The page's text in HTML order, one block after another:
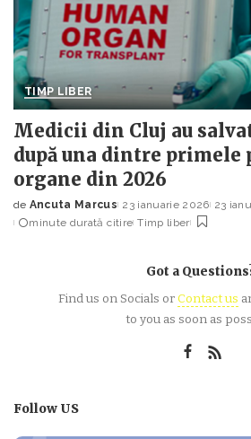
TIMP LIBER
Medicii din Cluj au
după una dintre primele
organe din 2026
Posted
by
de Ancuta Marcus 23 ianuarie 2026 23
minute durată citire Timp liber
Got a
Find us on Socials orContact us
to you as soon as
Follow US